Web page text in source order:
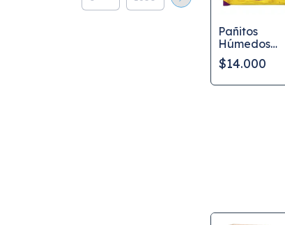
Pañitos
Húmedos
para
Mascotas
$14.000